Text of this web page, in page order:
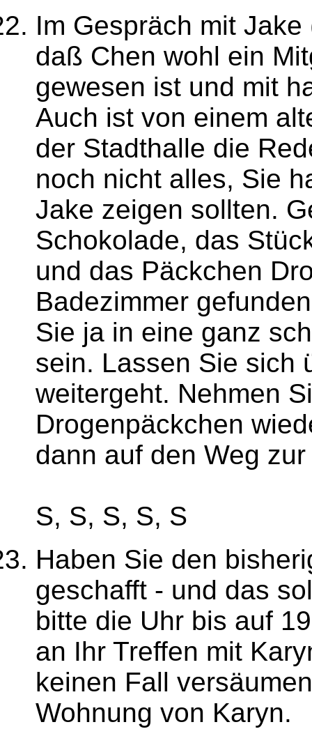
Im Gespräch mit
daß Chen wohl ein
gewesen ist und mit
Auch ist von einem
der Stadthalle die
noch nicht alles, Sie
Jake zeigen sollten.
Schokolade, das
und das Päckchen
Badezimmer
Sie ja in eine ganz
sein. Lassen Sie sich
weitergeht. Nehmen
Drogenpäckchen
dann auf den Weg
S, S, S, S, S
Haben Sie den
geschafft - und das
bitte die Uhr bis auf
an Ihr Treffen mit
keinen Fall
Wohnung von Karyn.